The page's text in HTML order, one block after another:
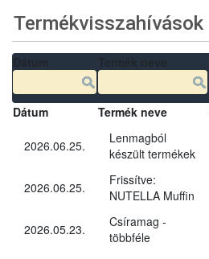
Termékvisszahívások
Dátum Termék neve
2026.06.25.
Lenmagból
készült termékek
2026.06.25.
Frissítve:
NUTELLA Muffin
2026.05.23.
Csíramag -
többféle